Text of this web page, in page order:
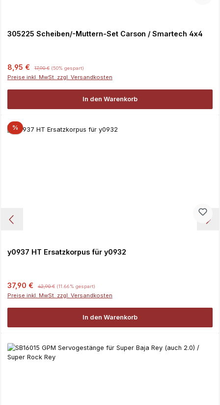
305225 Scheiben/-Muttern-Set Carson / Smartech 4x4
Verkaufspreis:
8,95 € 17,90 € (50% gespart)
Preise inkl. MwSt. zzgl. Versandkosten
In den Warenkorb
%
y0937 HT Ersatzkorpus für y0932
Verkaufspreis:
37,90 € 42,90 € (11.66% gespart)
Preise inkl. MwSt. zzgl. Versandkosten
In den Warenkorb